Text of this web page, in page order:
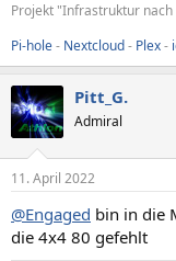
Projekt "Infrastruktur
Pi-hole- Nextcloud- Plex-
Pitt_G.
Admiral
11. April 2022
@Engaged bin in die
die 4x4 80 gefehlt